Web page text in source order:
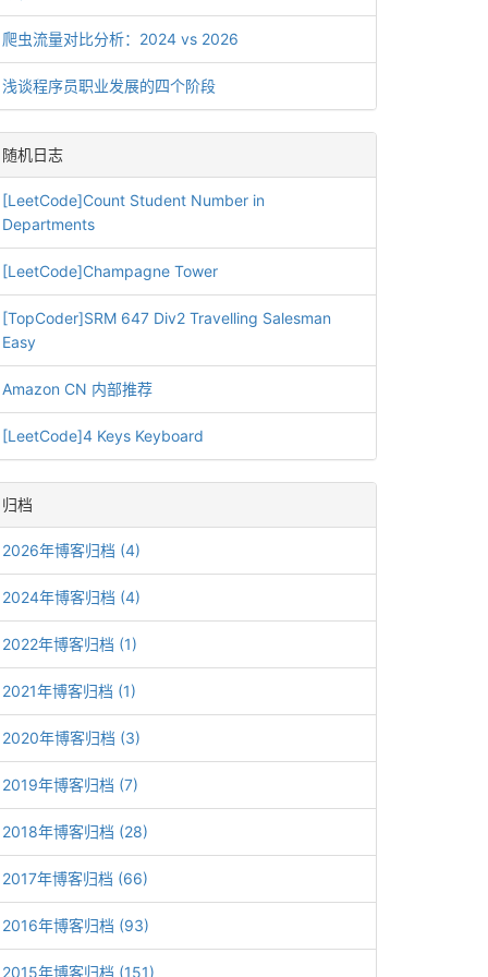
爬虫流量对比分析：2024 vs 2026
浅谈程序员职业发展的四个阶段
随机日志
[LeetCode]Count Student Number in
Departments
[LeetCode]Champagne Tower
[TopCoder]SRM 647 Div2 Travelling Salesman
Easy
Amazon CN 内部推荐
[LeetCode]4 Keys Keyboard
归档
2026年博客归档 (4)
2024年博客归档 (4)
2022年博客归档 (1)
2021年博客归档 (1)
2020年博客归档 (3)
2019年博客归档 (7)
2018年博客归档 (28)
2017年博客归档 (66)
2016年博客归档 (93)
2015年博客归档 (151)